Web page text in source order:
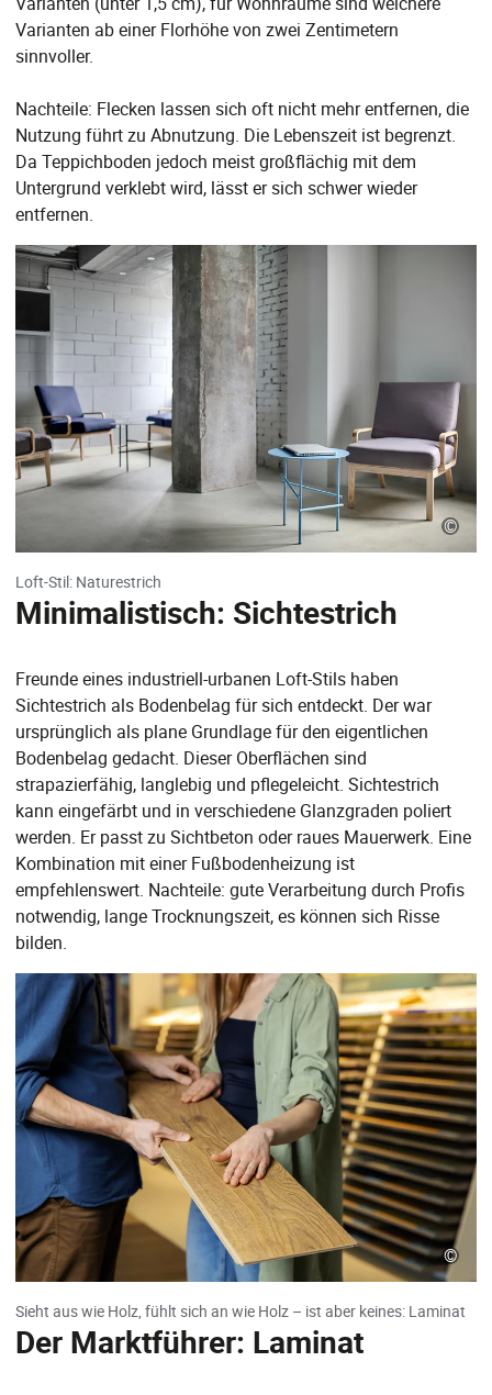
Varianten ab einer Florhöhe von zwei Zentimetern
sinnvoller.
Nachteile: Flecken lassen sich oft nicht mehr entfernen, die
Nutzung führt zu Abnutzung. Die Lebenszeit ist begrenzt.
Da Teppichboden jedoch meist großflächig mit dem
Untergrund verklebt wird, lässt er sich schwer wieder
entfernen.
©
Loft-Stil: Naturestrich
Minimalistisch: Sichtestrich
Freunde eines industriell-urbanen Loft-Stils haben
Sichtestrich als Bodenbelag für sich entdeckt. Der war
ursprünglich als plane Grundlage für den eigentlichen
Bodenbelag gedacht. Dieser Oberflächen sind
strapazierfähig, langlebig und pflegeleicht. Sichtestrich
kann eingefärbt und in verschiedene Glanzgraden poliert
werden. Er passt zu Sichtbeton oder raues Mauerwerk. Eine
Kombination mit einer Fußbodenheizung ist
empfehlenswert. Nachteile: gute Verarbeitung durch Profis
notwendig, lange Trocknungszeit, es können sich Risse
bilden.
©
Sieht aus wie Holz, fühlt sich an wie Holz – ist aber keines: Laminat
Der Marktführer: Laminat